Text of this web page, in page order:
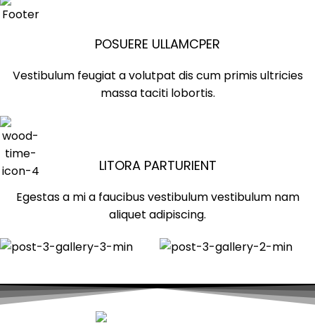
POSUERE ULLAMCPER
Vestibulum feugiat a volutpat dis cum primis ultricies
massa taciti lobortis.
LITORA PARTURIENT
Egestas a mi a faucibus vestibulum vestibulum nam
aliquet adipiscing.